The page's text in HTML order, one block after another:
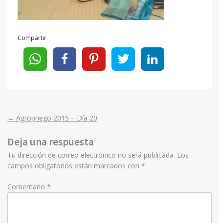
Compartir
Post
navigation
← Agropriego 2015 – Día 20
Deja una respuesta
Tu dirección de correo electrónico no será publicada. Los
campos obligatorios están marcados con *
Comentario *